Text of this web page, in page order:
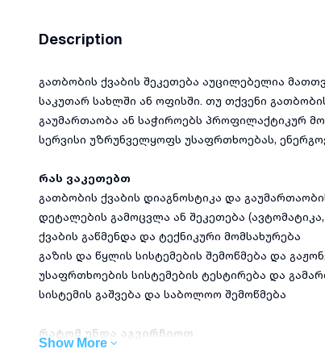
Description
გათბობის ქვაბის შეკეთება აუცილებელია
საკუთარ სახლში ან ოფისში. თუ თქვენი
გაუმართაობა ან საჭიროებს პროფილაქტიკურ
სერვისი უზრუნველყოფს უსაფრთხოებას,
რას ვაკეთებთ
გათბობის ქვაბის დიაგნოსტიკა და
დეტალების გამოცვლა ან შეკეთება
ქვაბის გაწმენდა და ტექნიკური მომსახურება
გაზის და წყლის სისტემების შემოწმება და
უსაფრთხოების სისტემების ტესტირება და
სისტემის გაშვება და საბოლოო შემოწმება
რატომ უნდა აგვირჩიოთ
Show More